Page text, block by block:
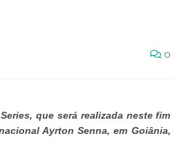
0
que será realizada neste fim
Ayrton Senna, em Goiânia,